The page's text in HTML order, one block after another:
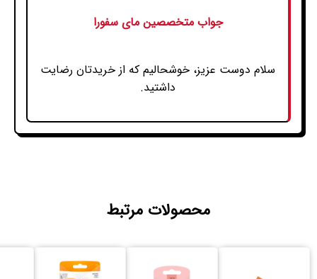
جواب متخصصین مای سفورا
سلام دوست عزیز، خوشحالیم که از خریدتان رضایت
داشتید.
محصولات مرتبط